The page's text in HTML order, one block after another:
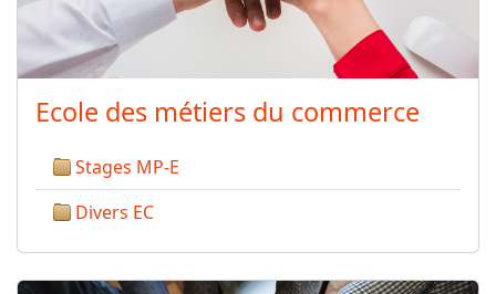
Ecole des métiers du commerce
Stages MP-E
Divers EC